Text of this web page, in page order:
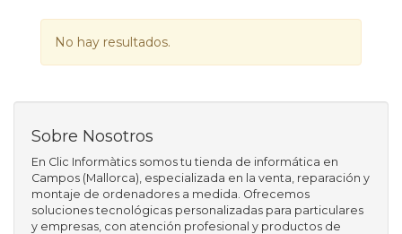
No hay resultados.
Sobre Nosotros
En Clic Informàtics somos tu tienda de informática en
Campos (Mallorca), especializada en la venta, reparación y
montaje de ordenadores a medida. Ofrecemos
soluciones tecnológicas personalizadas para particulares
y empresas, con atención profesional y productos de